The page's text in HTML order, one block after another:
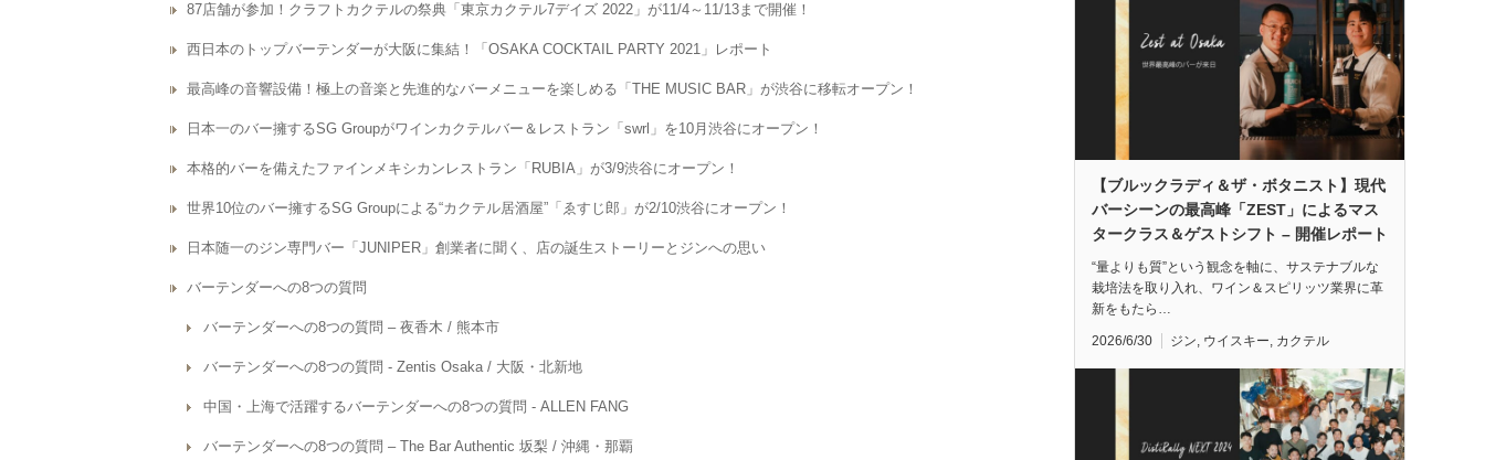
87店舗が参加！クラフトカクテルの祭典「東京カクテル7デイズ 2022」が11/4～11/13まで開催！
西日本のトップバーテンダーが大阪に集結！「OSAKA COCKTAIL PARTY 2021」レポート
最高峰の音響設備！極上の音楽と先進的なバーメニューを楽しめる「THE MUSIC BAR」が渋谷に移転オープン！
日本一のバー擁するSG Groupがワインカクテルバー＆レストラン「swrl」を10月渋谷にオープン！
本格的バーを備えたファインメキシカンレストラン「RUBIA」が3/9渋谷にオープン！
世界10位のバー擁するSG Groupによる“カクテル居酒屋”「ゑすじ郎」が2/10渋谷にオープン！
日本随一のジン専門バー「JUNIPER」創業者に聞く、店の誕生ストーリーとジンへの思い
バーテンダーへの8つの質問
バーテンダーへの8つの質問 – 夜香木 / 熊本市
バーテンダーへの8つの質問 - Zentis Osaka / 大阪・北新地
中国・上海で活躍するバーテンダーへの8つの質問 - ALLEN FANG
バーテンダーへの8つの質問 – The Bar Authentic 坂梨 / 沖縄・那覇
【ブルックラディ＆ザ・ボタニスト】現代
バーシーンの最高峰「ZEST」によるマス
タークラス＆ゲストシフト – 開催レポート
“量よりも質”という観念を軸に、サステナブルな
栽培法を取り入れ、ワイン＆スピリッツ業界に革
新をもたら…
2026/6/30 ジン ウイスキー カクテル